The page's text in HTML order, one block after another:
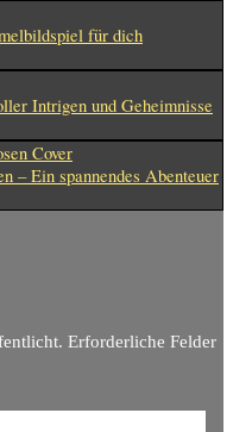
für dich
Intrigen und Geheimnisse
– Ein spannendes Abenteuer
Erforderliche Felder